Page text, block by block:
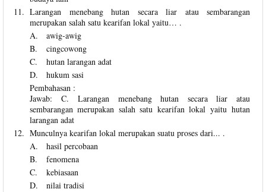
11. Larangan menebang hutan secara liar atau sembarangan
merupakan salah satu kearifan lokal yaitu… .
A.
awig-awig
B.
cingcowong
C.
hutan larangan adat
D.
hukum sasi
Pembahasan :
Jawab: C. Larangan menebang hutan secara liar atau
sembarangan merupakan salah satu kearifan lokal yaitu hutan
larangan adat
12. Munculnya kearifan lokal merupakan suatu proses dari... .
A.
hasil percobaan
B.
fenomena
C.
kebiasaan
D.
nilai tradisi